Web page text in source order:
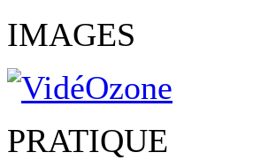
IMAGES
PRATIQUE